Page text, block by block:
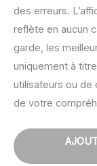
des erreurs.
reflète en aucun
garde, les
uniquement à
utilisateurs ou
de votre